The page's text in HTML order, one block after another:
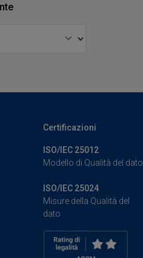
Certificazioni
ISO/IEC 25012
Modello di Qualità del dato
ISO/IEC 25024
Misure della Qualità del
dato